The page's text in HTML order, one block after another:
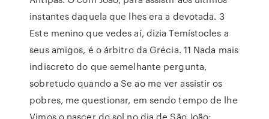
instantes daquela que lhes era a devotada. 3
Este menino que vedes aí, dizia Temístocles a
seus amigos, é o árbitro da Grécia. 11 Nada mais
indiscreto do que semelhante pergunta,
sobretudo quando a Se ao me ver assistir os
pobres, me questionar, em sendo tempo de lhe
Vimos o nascer do sol no dia de São João;